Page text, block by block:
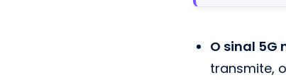
O sinal 5G
transmite,